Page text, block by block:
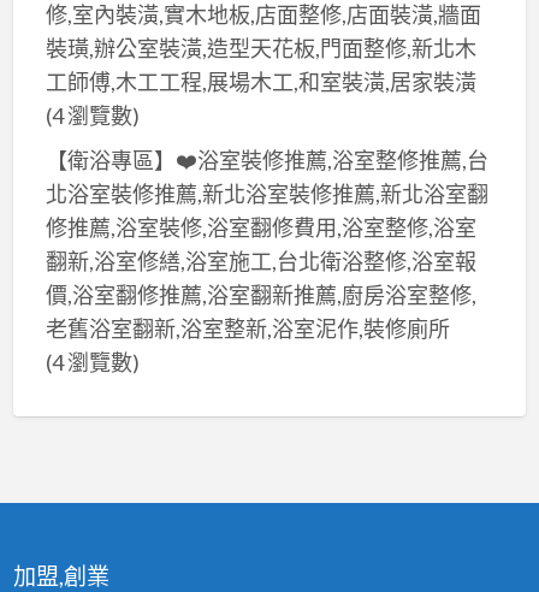
修,室內裝潢,實木地板,店面整修,店面裝潢,牆面
裝璜,辦公室裝潢,造型天花板,門面整修,新北木
工師傅,木工工程,展場木工,和室裝潢,居家裝潢
(4 瀏覽數)
【衛浴專區】❤️浴室裝修推薦,浴室整修推薦,台
北浴室裝修推薦,新北浴室裝修推薦,新北浴室翻
修推薦,浴室裝修,浴室翻修費用,浴室整修,浴室
翻新,浴室修繕,浴室施工,台北衛浴整修,浴室報
價,浴室翻修推薦,浴室翻新推薦,廚房浴室整修,
老舊浴室翻新,浴室整新,浴室泥作,裝修廁所
(4 瀏覽數)
加盟,創業